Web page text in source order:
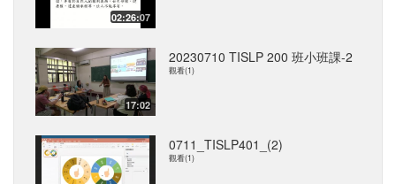
02:26:07
17:02
20230710 TISLP 200 班小班課-2
觀看(1)
0711_TISLP401_(2)
觀看(1)